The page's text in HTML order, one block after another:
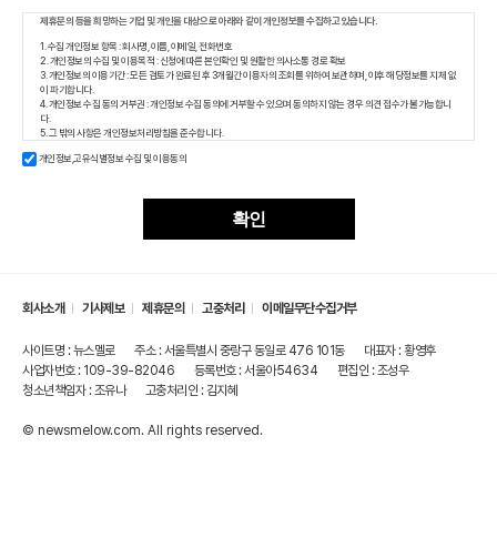
제휴문의 등을 희망하는 기업 및 개인을 대상으로 아래와 같이 개인정보를 수집하고 있습니다.
1. 수집 개인정보 항목 : 회사명, 이름, 이메일, 전화번호
2. 개인정보의 수집 및 이용목적 : 신청에 따른 본인확인 및 원활한 의사소통 경로 확보
3. 개인정보의 이용기간 : 모든 검토가 완료된 후 3개월간 이용자의 조회를 위하여 보관하며, 이후 해당정보를 지체 없
이 파기합니다.
4. 개인정보 수집 동의 거부권 : 개인정보 수집 동의에 거부할 수 있으며 동의하지 않는 경우 의견 접수가 불가능합니
다.
5. 그 밖의 사항은 개인정보처리방침을 준수합니다.
개인정보,고유식별정보 수집 및 이용동의
확인
회사소개 기사제보 제휴문의 고충처리 이메일무단수집거부
사이트명 : 뉴스멜로 주소 : 서울특별시 중랑구 동일로 476 101동
대표자 : 황영후
사업자번호 : 109-39-82046
등록번호 : 서울아54634
편집인 : 조성우
청소년책임자 : 조유나
고충처리인 : 김지혜
© newsmelow.com. All rights reserved.